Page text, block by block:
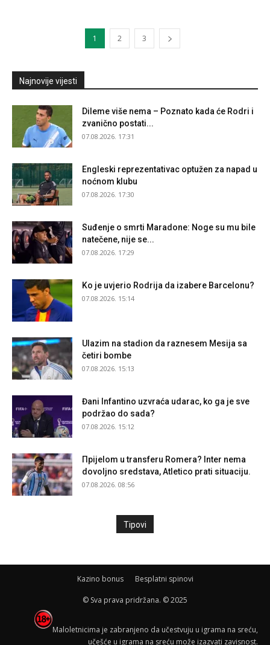
1 2 3
Najnovije vijesti
Dileme više nema – Poznato kada će Rodri i
zvanično postati...
07.08.2026. 17:31
Engleski reprezentativac optužen za napad u
noćnom klubu
07.08.2026. 17:30
Suđenje o smrti Maradone: Noge su mu bile
natečene, nije se...
07.08.2026. 17:29
Ko je uvjerio Rodrija da izabere Barcelonu?
07.08.2026. 15:14
Ulazim na stadion da raznesem Mesija sa
četiri bombe
07.08.2026. 15:13
Đani Infantino uzvraća udarac, ko ga je sve
podržao do sada?
07.08.2026. 15:12
Прijelom u transferu Romera? Inter nema
dovoljno sredstava, Atletico prati situaciju.
07.08.2026. 08:56
Tipovi
Kazino bonus Besplatni spinovi
© Sva prava pridržana. © 2025
Maloletnicima je zabranjeno da učestvuju u igrama na sreću,
učešće u igrama na sreću može izazvati zavisnost.